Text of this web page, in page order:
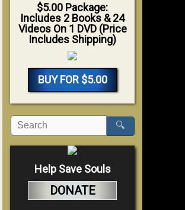
$5.00 Package:
Includes 2 Books & 24
Videos On 1 DVD (Price
Includes Shipping)
BUY FOR $5.00
🔍
Help Save Souls
DONATE